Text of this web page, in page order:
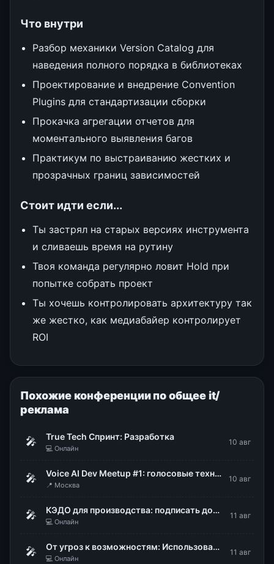
Что внутри
Разбор механики Version Catalog для
наведения полного порядка в библиотеках
Проектирование и внедрение Convention
Plugins для стандартизации сборки
Прокачка агрегации отчетов для
моментального выявления багов
Практикум по выстраиванию жестких и
прозрачных границ зависимостей
Стоит идти если...
Ты застрял на старых версиях инструмента
и сливаешь время на рутину
Твоя команда регулярно ловит Hold при
попытке собрать проект
Ты хочешь контролировать архитектуру так
же жестко, как медиабайер контролирует
ROI
Похожие конференции по общее it/
реклама
🎤 True Tech Спринт: Разработка
💻 Онлайн
10 авг
🎤 Voice AI Dev Meetup #1: голосовые технологии в продакшене
📍 Москва
10 авг
🎤 КЭДО для производства: подписать документы, не снимая каски и перчаток
💻 Онлайн
11 авг
🎤 От угроз к возможностям: Использование DLP для стратегического управления рисками
💻 Онлайн
11 авг